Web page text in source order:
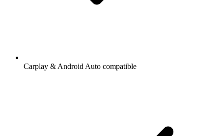
Carplay & Android Auto compatible